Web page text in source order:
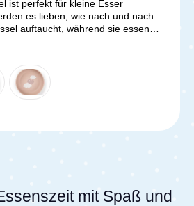
ist der Teller mikrowellengeeignet
in der Spülmaschine gereinigt
und Reinigung sehr
du deinem Kind eine
und sichere Möglichkeit bieten,
zu
by Deer - Snackteller
ist perfekt für kleine Esser
es lieben, wie nach und nach
auftaucht, während sie essen.
Die Schüssel wurde
Gebrauch mit Kindern
spülmaschinen- als auch
Nach vielen Familienmahlzeiten
werden und zu neuen
gegeben wird. Auf der Foodie-
Foodie Schüsselmit Spaß und